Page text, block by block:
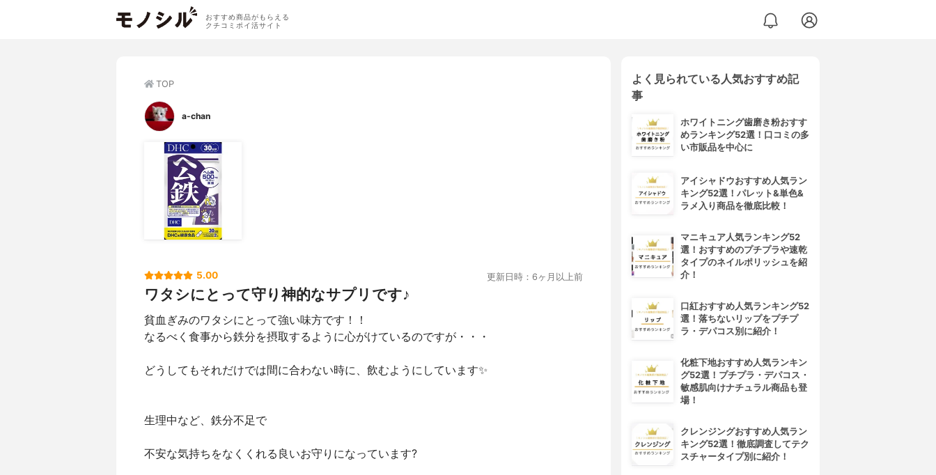
おすすめ商品がもらえる
クチコミポイ活サイト
TOP
a-chan
5.00 更新日時：6ヶ月以上前
ワタシにとって守り神的なサプリです♪
貧血ぎみのワタシにとって強い味方です！！
なるべく食事から鉄分を摂取するように心がけているのですが・・・
どうしてもそれだけでは間に合わない時に、飲むようにしています✨
生理中など、鉄分不足で
不安な気持ちをなくくれる良いお守りになっています?
よく見られている人気おすすめ記
事
ホワイトニング歯磨き粉おすす
めランキング52選！口コミの多
い市販品を中心に
アイシャドウおすすめ人気ラン
キング52選！パレット&単色&
ラメ入り商品を徹底比較！
マニキュア人気ランキング52
選！おすすめのプチプラや速乾
タイプのネイルポリッシュを紹
介！
口紅おすすめ人気ランキング52
選！落ちないリップをプチプ
ラ・デパコス別に紹介！
化粧下地おすすめ人気ランキン
グ52選！プチプラ・デパコス・
敏感肌向けナチュラル商品も登
場！
クレンジングおすすめ人気ラン
キング52選！徹底調査してテク
スチャータイプ別に紹介！